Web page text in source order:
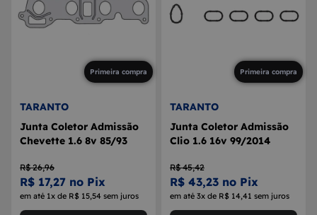
Primeira compra
TARANTO
Junta Coletor Admissão
Chevette 1.6 8v 85/93
R$ 26,96
R$ 17,27 no Pix
em até 1x de R$ 15,54 sem juros
Primeira compra
TARANTO
Junta Coletor Admissão
Clio 1.6 16v 99/2014
R$ 45,42
R$ 43,23 no Pix
em até 3x de R$ 14,41 sem juros